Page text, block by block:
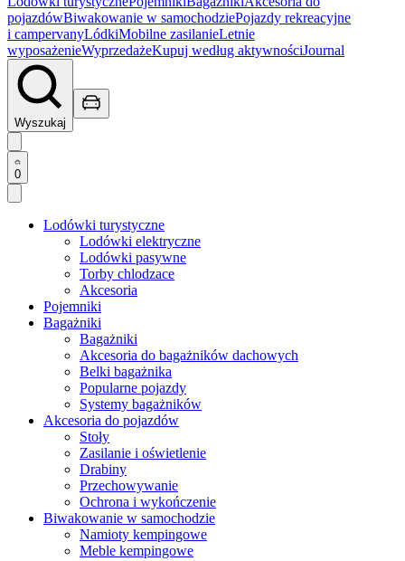
pojazdówBiwakowanie w samochodziePojazdy rekreacyjne
i campervanyLódkiMobilne zasilanieLetnie
wyposażenieWyprzedażeKupuj według aktywnościJournal
Wyszukaj
0
Lodówki turystyczne
Lodówki elektryczne
Lodówki pasywne
Torby chlodzace
Akcesoria
Pojemniki
Bagażniki
Bagażniki
Akcesoria do bagażników dachowych
Belki bagażnika
Popularne pojazdy
Systemy bagażników
Akcesoria do pojazdów
Stoły
Zasilanie i oświetlenie
Drabiny
Przechowywanie
Ochrona i wykończenie
Biwakowanie w samochodzie
Namioty kempingowe
Meble kempingowe